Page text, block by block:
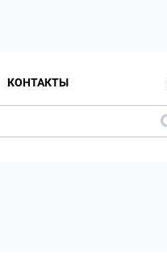
КОНТАКТЫ